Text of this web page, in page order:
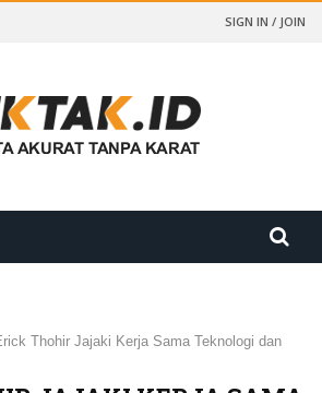
SIGN IN / JOIN
Thohir Jajaki Kerja Sama Teknologi dan